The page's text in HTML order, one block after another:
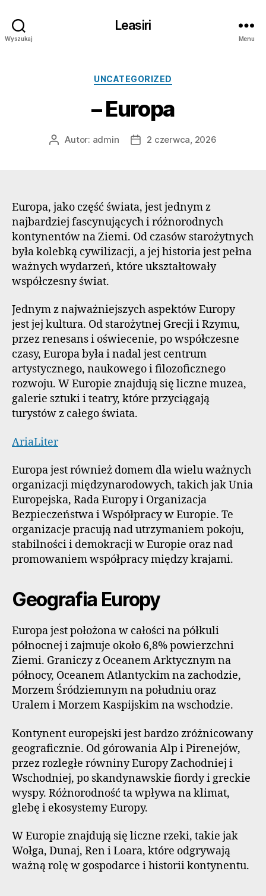
Wyszukaj
Leasiri
Menu
Kategorie
UNCATEGORIZED
– Europa
AutorAutor: admin
Data2 czerwca, 2026
Europa, jako część świata, jest jednym z
najbardziej fascynujących i różnorodnych
kontynentów na Ziemi. Od czasów starożytnych
była kolebką cywilizacji, a jej historia jest pełna
ważnych wydarzeń, które ukształtowały
współczesny świat.
Jednym z najważniejszych aspektów Europy
jest jej kultura. Od starożytnej Grecji i Rzymu,
przez renesans i oświecenie, po współczesne
czasy, Europa była i nadal jest centrum
artystycznego, naukowego i filozoficznego
rozwoju. W Europie znajdują się liczne muzea,
galerie sztuki i teatry, które przyciągają
turystów z całego świata.
AriaLiter
Europa jest również domem dla wielu ważnych
organizacji międzynarodowych, takich jak Unia
Europejska, Rada Europy i Organizacja
Bezpieczeństwa i Współpracy w Europie. Te
organizacje pracują nad utrzymaniem pokoju,
stabilności i demokracji w Europie oraz nad
promowaniem współpracy między krajami.
Geografia Europy
Europa jest położona w całości na półkuli
północnej i zajmuje około 6,8% powierzchni
Ziemi. Graniczy z Oceanem Arktycznym na
północy, Oceanem Atlantyckim na zachodzie,
Morzem Śródziemnym na południu oraz
Uralem i Morzem Kaspijskim na wschodzie.
Kontynent europejski jest bardzo zróżnicowany
geograficznie. Od górowania Alp i Pirenejów,
przez rozległe równiny Europy Zachodniej i
Wschodniej, po skandynawskie fiordy i greckie
wyspy. Różnorodność ta wpływa na klimat,
glebę i ekosystemy Europy.
W Europie znajdują się liczne rzeki, takie jak
Wołga, Dunaj, Ren i Loara, które odgrywają
ważną rolę w gospodarce i historii kontynentu.